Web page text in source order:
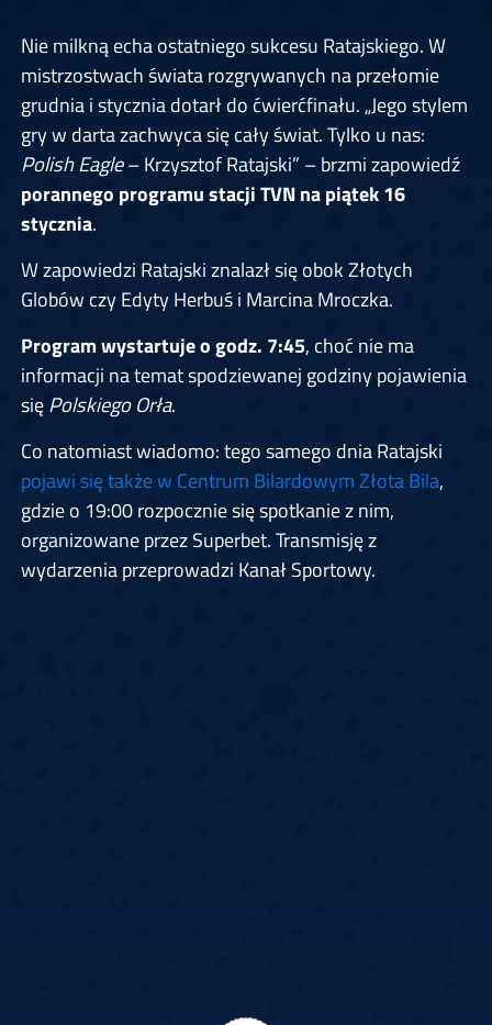
Nie milkną echa ostatniego sukcesu Ratajskiego. W
mistrzostwach świata rozgrywanych na przełomie
grudnia i stycznia dotarł do ćwierćfinału. „Jego stylem
gry w darta zachwyca się cały świat. Tylko u nas:
Polish Eagle– Krzysztof Ratajski” – brzmi zapowiedź
porannego programu stacji TVN na piątek 16
stycznia.
W zapowiedzi Ratajski znalazł się obok Złotych
Globów czy Edyty Herbuś i Marcina Mroczka.
Program wystartuje o godz. 7:45, choć nie ma
informacji na temat spodziewanej godziny pojawienia
sięPolskiego Orła.
Co natomiast wiadomo: tego samego dnia Ratajski
pojawi się także w Centrum Bilardowym Złota Bila,
gdzie o 19:00 rozpocznie się spotkanie z nim,
organizowane przez Superbet. Transmisję z
wydarzenia przeprowadzi Kanał Sportowy.